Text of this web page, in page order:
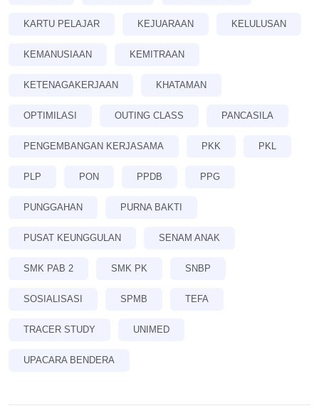
KARTU PELAJAR KEJUARAAN KELULUSAN
KEMANUSIAAN KEMITRAAN
KETENAGAKERJAAN KHATAMAN
OPTIMILASI OUTING CLASS PANCASILA
PENGEMBANGAN KERJASAMA PKK PKL
PLP PON PPDB PPG
PUNGGAHAN PURNA BAKTI
PUSAT KEUNGGULAN SENAM ANAK
SMK PAB 2 SMK PK SNBP
SOSIALISASI SPMB TEFA
TRACER STUDY UNIMED
UPACARA BENDERA